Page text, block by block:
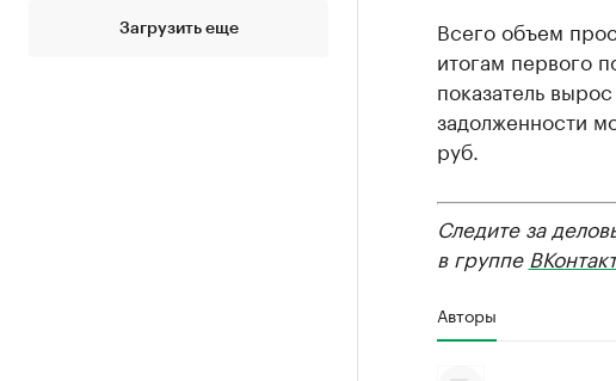
Загрузить еще
Всего объем
итогам первого
показатель
задолженности
руб.
Следите за
в группе
Авторы